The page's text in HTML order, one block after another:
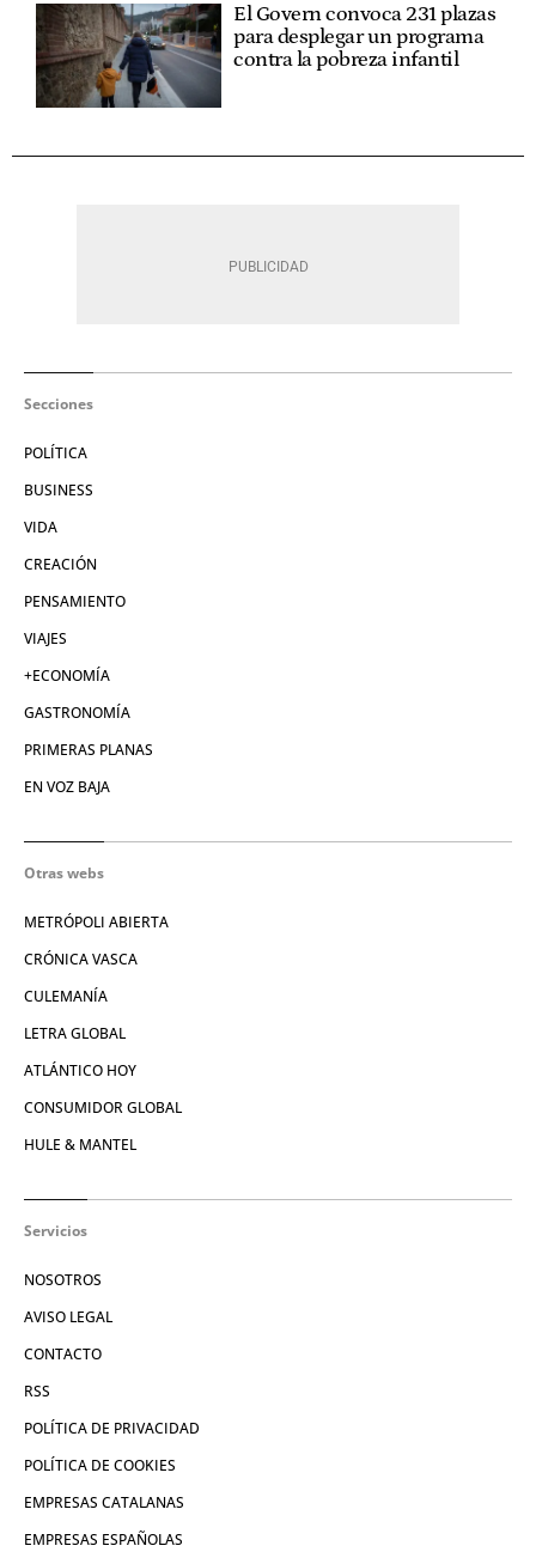
El Govern convoca 231 plazas
para desplegar un programa
contra la pobreza infantil
Secciones
POLÍTICA
BUSINESS
VIDA
CREACIÓN
PENSAMIENTO
VIAJES
+ECONOMÍA
GASTRONOMÍA
PRIMERAS PLANAS
EN VOZ BAJA
Otras webs
METRÓPOLI ABIERTA
CRÓNICA VASCA
CULEMANÍA
LETRA GLOBAL
ATLÁNTICO HOY
CONSUMIDOR GLOBAL
HULE & MANTEL
Servicios
NOSOTROS
AVISO LEGAL
CONTACTO
RSS
POLÍTICA DE PRIVACIDAD
POLÍTICA DE COOKIES
EMPRESAS CATALANAS
EMPRESAS ESPAÑOLAS